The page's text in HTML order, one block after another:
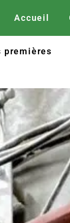
Accueil
premières